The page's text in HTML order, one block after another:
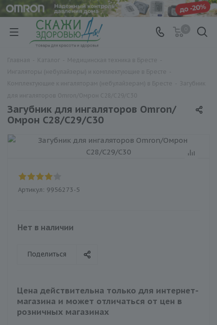
Загубник для ингаляторов Omron/
Омрон C28/C29/C30
Артикул: 9956273-5
Нет в наличии
Поделиться
Цена действительна только для интернет-
магазина и может отличаться от цен в
розничных магазинах